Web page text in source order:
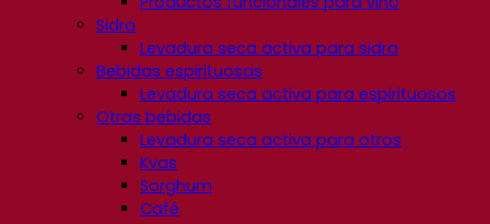
Sidra
Levadura seca activa para sidra
Bebidas espirituosas
Levadura seca activa para espirituosos
Otras bebidas
Levadura seca activa para otros
Kvas
Sorghum
Café